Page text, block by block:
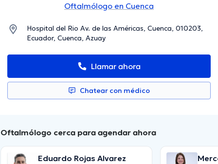
Oftalmólogo en Cuenca
Hospital del Rio Av. de las Américas, Cuenca, 010203,
Ecuador, Cuenca, Azuay
Llamar ahora
Chatear con médico
Oftalmólogo cerca para agendar ahora
Eduardo Rojas Alvarez